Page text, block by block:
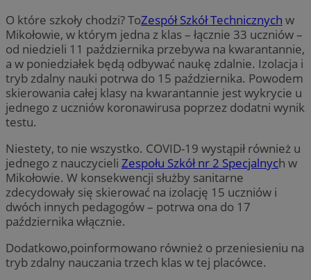
O które szkoły chodzi? ToZespół Szkół Technicznych w
Mikołowie, w którym jedna z klas – łącznie 33 uczniów –
od niedzieli 11 października przebywa na kwarantannie,
a w poniedziałek będą odbywać naukę zdalnie. Izolacja i
tryb zdalny nauki potrwa do 15 października. Powodem
skierowania całej klasy na kwarantannie jest wykrycie u
jednego z uczniów koronawirusa poprzez dodatni wynik
testu.
Niestety, to nie wszystko. COVID-19 wystąpił również u
jednego z nauczycieli Zespołu Szkół nr 2 Specjalnych w
Mikołowie. W konsekwencji służby sanitarne
zdecydowały się skierować na izolację 15 uczniów i
dwóch innych pedagogów – potrwa ona do 17
października włącznie.
Dodatkowo,poinformowano również o przeniesieniu na
tryb zdalny nauczania trzech klas w tej placówce.